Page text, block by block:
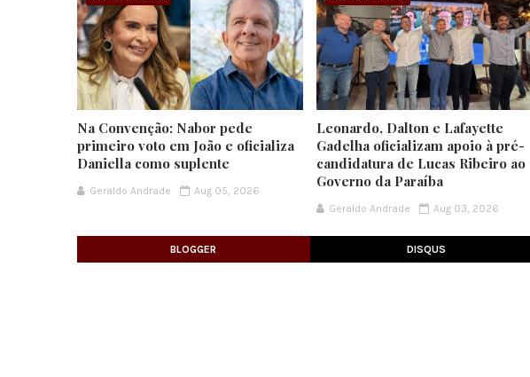
Na Convenção: Nabor pede
primeiro voto em João e oficializa
Daniella como suplente
Geraldo Andrade Aug 05, 2026
Leonardo, Dalton e Lafayette
Gadelha oficializam apoio à pré-
candidatura de Lucas Ribeiro ao
Governo da Paraíba
Geraldo Andrade Aug 03, 2026
BLOGGER DISQUS